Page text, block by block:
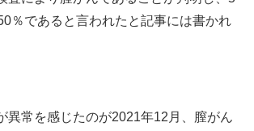
％であると言われたと記事には書かれ
異常を感じたのが2021年12月、膣がん